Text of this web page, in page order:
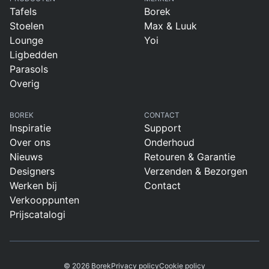
Tafels
Stoelen
Lounge
Ligbedden
Parasols
Overig
Borek
Max & Luuk
Yoi
BOREK
Inspiratie
Over ons
Nieuws
Designers
Werken bij
Verkooppunten
Prijscatalogi
CONTACT
Support
Onderhoud
Retouren & Garantie
Verzenden & Bezorgen
Contact
© 2026 BorekPrivacy policyCookie policy